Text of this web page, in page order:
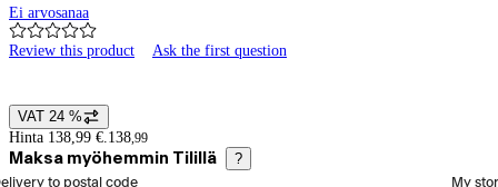
Ei arvosanaa
Review this product Ask the first question
Price details
VAT 24 %
Hinta 138,99 €. 138,99
Maksa myöhemmin Tilillä ?
order method
to postal code My